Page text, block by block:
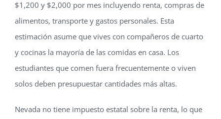
$1,200 y $2,000 por mes incluyendo renta, compras de
alimentos, transporte y gastos personales. Esta
estimación asume que vives con compañeros de cuarto
y cocinas la mayoría de las comidas en casa. Los
estudiantes que comen fuera frecuentemente o viven
solos deben presupuestar cantidades más altas.
Nevada no tiene impuesto estatal sobre la renta, lo que